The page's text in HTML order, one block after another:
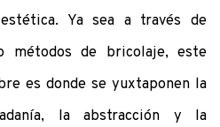
Ya sea a través de
métodos de bricolaje, este
es donde se yuxtaponen la
la abstracción y la